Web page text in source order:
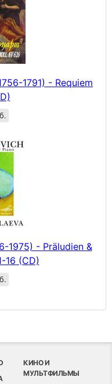
1791) - Requiem
1975) - Präludien &
16 (CD)
КИНО И
МУЛЬТФИЛЬМЫ